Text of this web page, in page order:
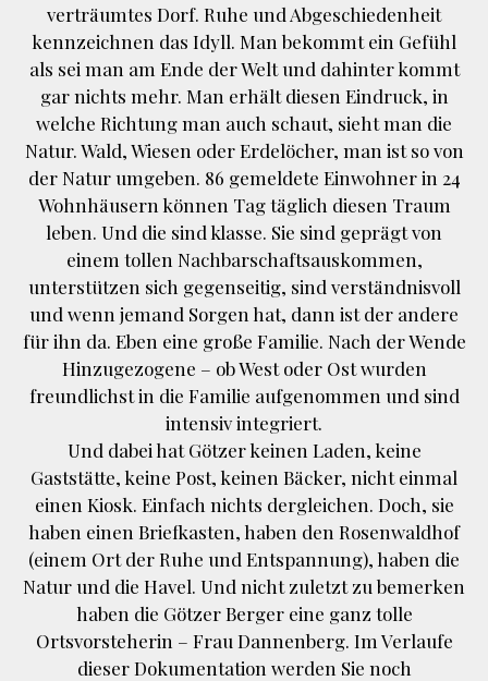
verträumtes Dorf. Ruhe und Abgeschiedenheit
kennzeichnen das Idyll. Man bekommt ein Gefühl
als sei man am Ende der Welt und dahinter kommt
gar nichts mehr. Man erhält diesen Eindruck, in
welche Richtung man auch schaut, sieht man die
Natur. Wald, Wiesen oder Erdelöcher, man ist so von
der Natur umgeben. 86 gemeldete Einwohner in 24
Wohnhäusern können Tag täglich diesen Traum
leben. Und die sind klasse. Sie sind geprägt von
einem tollen Nachbarschaftsauskommen,
unterstützen sich gegenseitig, sind verständnisvoll
und wenn jemand Sorgen hat, dann ist der andere
für ihn da. Eben eine große Familie. Nach der Wende
Hinzugezogene – ob West oder Ost wurden
freundlichst in die Familie aufgenommen und sind
intensiv integriert.
Und dabei hat Götzer keinen Laden, keine
Gaststätte, keine Post, keinen Bäcker, nicht einmal
einen Kiosk. Einfach nichts dergleichen. Doch, sie
haben einen Briefkasten, haben den Rosenwaldhof
(einem Ort der Ruhe und Entspannung), haben die
Natur und die Havel. Und nicht zuletzt zu bemerken
haben die Götzer Berger eine ganz tolle
Ortsvorsteherin – Frau Dannenberg. Im Verlaufe
dieser Dokumentation werden Sie noch